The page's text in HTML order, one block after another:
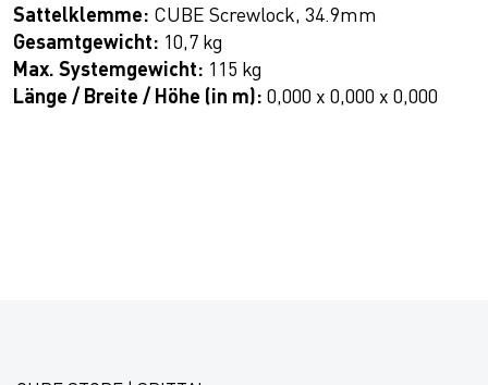
Sattelklemme: CUBE Screwlock, 34.9mm
Gesamtgewicht: 10,7 kg
Max. Systemgewicht: 115 kg
Länge / Breite / Höhe (in m): 0,000 x 0,000 x 0,000